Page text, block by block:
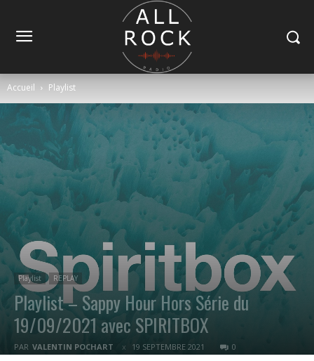
Accueil Playlist
Playlist REPLAY
Playlist – Sappy Hour Hors Série du
19/09/2021 avec SPIRITBOX
PAR VALENTIN POCHART 19 SEPTEMBRE 2021 0